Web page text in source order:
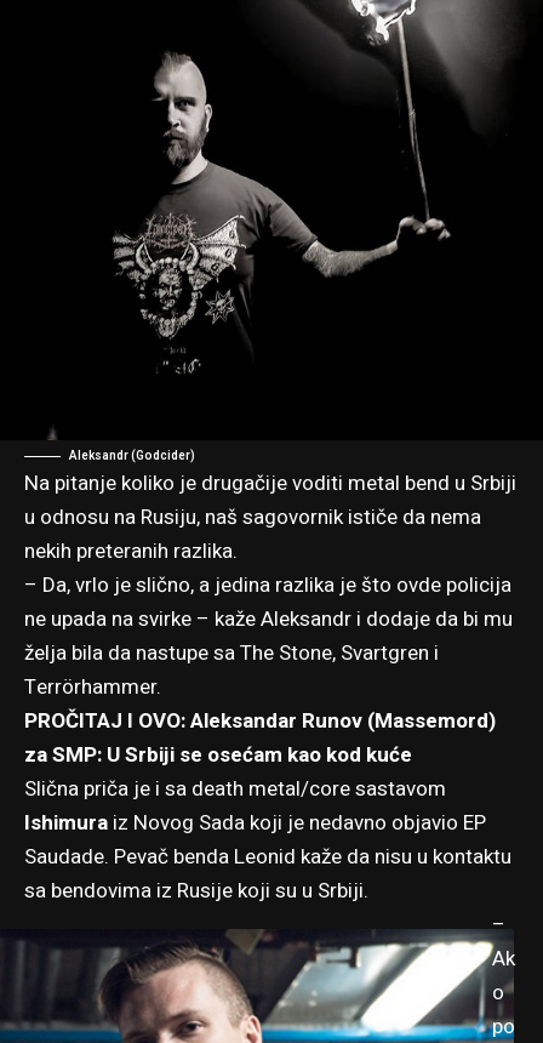
Aleksandr (Godcider)
Na pitanje koliko je drugačije voditi metal bend u Srbiji
u odnosu na Rusiju, naš sagovornik ističe da nema
nekih preteranih razlika.
– Da, vrlo je slično, a jedina razlika je što ovde policija
ne upada na svirke – kaže Aleksandr i dodaje da bi mu
želja bila da nastupe sa The Stone, Svartgren i
Terrörhammer.
PROČITAJ I OVO: Aleksandar Runov (Massemord)
za SMP: U Srbiji se osećam kao kod kuće
Slična priča je i sa death metal/core sastavom
Ishimura iz Novog Sada koji je nedavno objavio EP
Saudade. Pevač benda Leonid kaže da nisu u kontaktu
sa bendovima iz Rusije koji su u Srbiji.
–
Ak
o
po